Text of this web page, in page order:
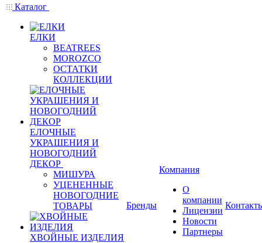
Каталог
ЕЛКИ
BEATREES
MOROZCO
ОСТАТКИ
КОЛЛЕКЦИИ
ЕЛОЧНЫЕ
УКРАШЕНИЯ И
НОВОГОДНИЙ
ДЕКОР
МИШУРА
УЦЕНЕННЫЕ
НОВОГОДНИЕ
ТОВАРЫ
ХВОЙНЫЕ ИЗДЕЛИЯ
Бренды
Компания
О
компании
Лицензии
Новости
Партнеры